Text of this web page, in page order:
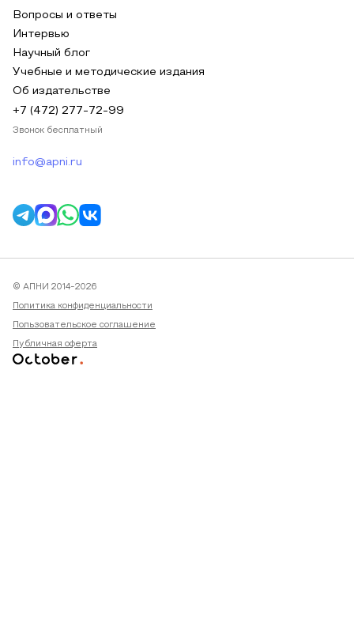
Вопросы и ответы
Интервью
Научный блог
Учебные и методические издания
Об издательстве
+7 (472) 277-72-99
Звонок бесплатный
info@apni.ru
© АПНИ 2014-2026
Политика конфиденциальности
Пользовательское соглашение
Публичная оферта